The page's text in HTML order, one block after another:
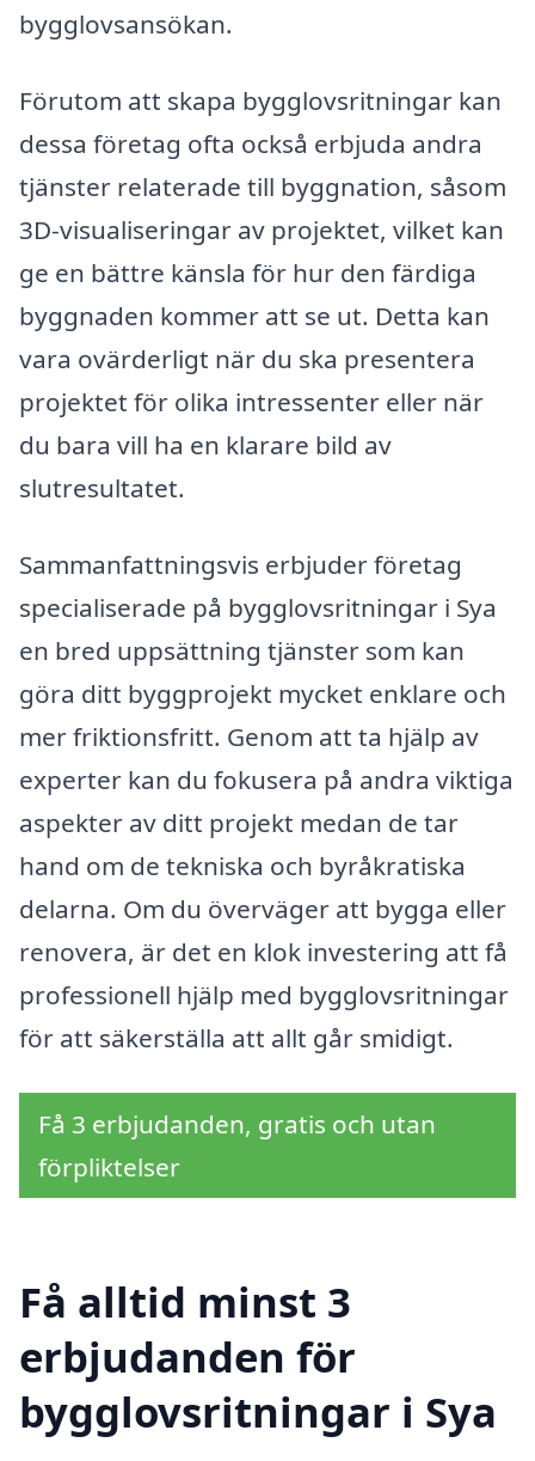
bygglovsansökan.
Förutom att skapa bygglovsritningar kan
dessa företag ofta också erbjuda andra
tjänster relaterade till byggnation, såsom
3D-visualiseringar av projektet, vilket kan
ge en bättre känsla för hur den färdiga
byggnaden kommer att se ut. Detta kan
vara ovärderligt när du ska presentera
projektet för olika intressenter eller när
du bara vill ha en klarare bild av
slutresultatet.
Sammanfattningsvis erbjuder företag
specialiserade på bygglovsritningar i Sya
en bred uppsättning tjänster som kan
göra ditt byggprojekt mycket enklare och
mer friktionsfritt. Genom att ta hjälp av
experter kan du fokusera på andra viktiga
aspekter av ditt projekt medan de tar
hand om de tekniska och byråkratiska
delarna. Om du överväger att bygga eller
renovera, är det en klok investering att få
professionell hjälp med bygglovsritningar
för att säkerställa att allt går smidigt.
Få 3 erbjudanden, gratis och utan
förpliktelser
Få alltid minst 3
erbjudanden för
bygglovsritningar i Sya